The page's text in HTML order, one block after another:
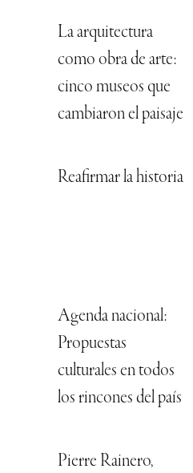
La arquitectura
como obra de arte:
cinco museos que
cambiaron el paisaje
Reafirmar la historia
Agenda nacional:
Propuestas
culturales en todos
los rincones del país
Pierre Rainero,